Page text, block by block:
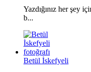
Yazdığınız her şey
b...
Betül İskefyeli